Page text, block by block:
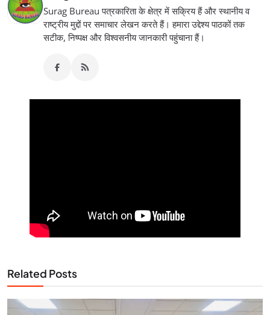
Surag Bureau पत्रकारिता के क्षेत्र में सक्रिय हैं और स्थानीय व
राष्ट्रीय मुद्दों पर समाचार लेखन करते हैं। हमारा उद्देश्य पाठकों तक
सटीक, निष्पक्ष और विश्वसनीय जानकारी पहुंचाना हैं।
Related Posts